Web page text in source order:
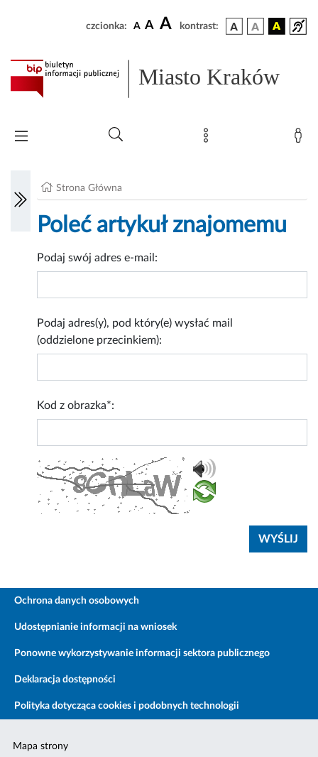
czcionka: A A A kontrast:
Miasto Kraków
Strona Główna
Poleć artykuł znajomemu
Podaj swój adres e-mail:
Podaj adres(y), pod który(e) wysłać mail
(oddzielone przecinkiem):
Kod z obrazka*:
Ochrona danych osobowych
Udostępnianie informacji na wniosek
Ponowne wykorzystywanie informacji sektora publicznego
Deklaracja dostępności
Polityka dotycząca cookies i podobnych technologii
Mapa strony